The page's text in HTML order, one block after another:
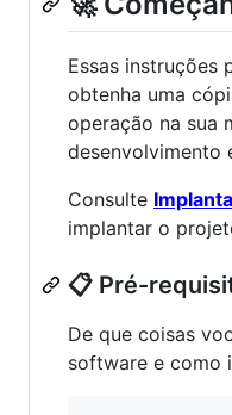
Essas instruções
obtenha uma
operação na sua
desenvolvimento
Consulte
implantar o
📋 Pré-
De que coisas
software e como